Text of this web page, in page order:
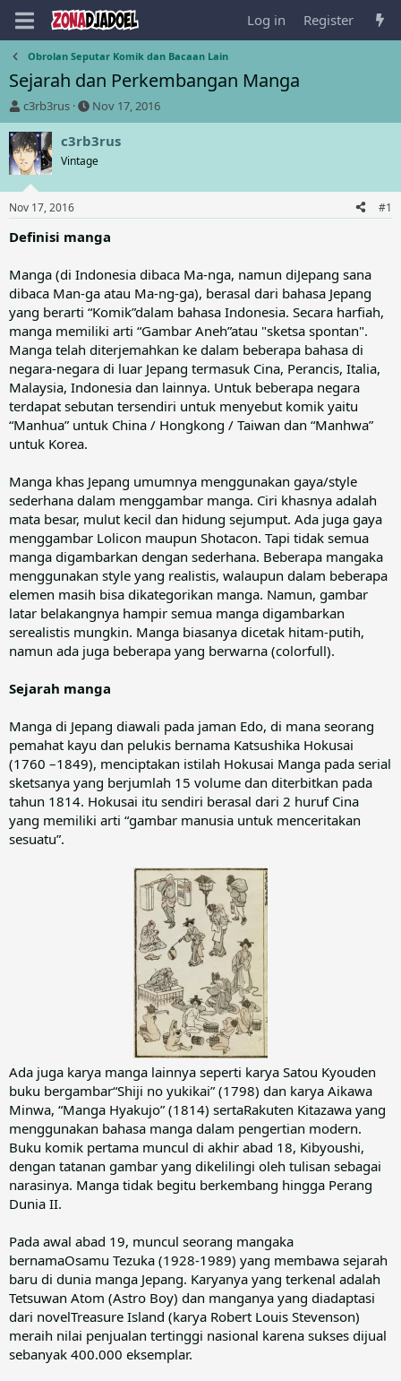
Log in Register
Obrolan Seputar Komik dan Bacaan Lain
Sejarah dan Perkembangan Manga
T
h
r
e
a
d
s
t
a
e
r
c3rb3rus
S
t
a
t
t
e
Nov 17, 2016
c3rb3rus
Vintage
Nov 17, 2016 #1
Definisi manga
Manga (di Indonesia dibaca Ma-nga, namun diJepang sana
dibaca Man-ga atau Ma-ng-ga), berasal dari bahasa Jepang
yang berarti “Komik”dalam bahasa Indonesia. Secara harfiah,
manga memiliki arti “Gambar Aneh”atau "sketsa spontan".
Manga telah diterjemahkan ke dalam beberapa bahasa di
negara-negara di luar Jepang termasuk Cina, Perancis, Italia,
Malaysia, Indonesia dan lainnya. Untuk beberapa negara
terdapat sebutan tersendiri untuk menyebut komik yaitu
“Manhua” untuk China / Hongkong / Taiwan dan “Manhwa”
untuk Korea.
Manga khas Jepang umumnya menggunakan gaya/style
sederhana dalam menggambar manga. Ciri khasnya adalah
mata besar, mulut kecil dan hidung sejumput. Ada juga gaya
menggambar Lolicon maupun Shotacon. Tapi tidak semua
manga digambarkan dengan sederhana. Beberapa mangaka
menggunakan style yang realistis, walaupun dalam beberapa
elemen masih bisa dikategorikan manga. Namun, gambar
latar belakangnya hampir semua manga digambarkan
serealistis mungkin. Manga biasanya dicetak hitam-putih,
namun ada juga beberapa yang berwarna (colorfull).
Sejarah manga
Manga di Jepang diawali pada jaman Edo, di mana seorang
pemahat kayu dan pelukis bernama Katsushika Hokusai
(1760 –1849), menciptakan istilah Hokusai Manga pada serial
sketsanya yang berjumlah 15 volume dan diterbitkan pada
tahun 1814. Hokusai itu sendiri berasal dari 2 huruf Cina
yang memiliki arti “gambar manusia untuk menceritakan
sesuatu”.
Ada juga karya manga lainnya seperti karya Satou Kyouden
buku bergambar“Shiji no yukikai” (1798) dan karya Aikawa
Minwa, “Manga Hyakujo” (1814) sertaRakuten Kitazawa yang
menggunakan bahasa manga dalam pengertian modern.
Buku komik pertama muncul di akhir abad 18, Kibyoushi,
dengan tatanan gambar yang dikelilingi oleh tulisan sebagai
narasinya. Manga tidak begitu berkembang hingga Perang
Dunia II.
Pada awal abad 19, muncul seorang mangaka
bernamaOsamu Tezuka (1928-1989) yang membawa sejarah
baru di dunia manga Jepang. Karyanya yang terkenal adalah
Tetsuwan Atom (Astro Boy) dan manganya yang diadaptasi
dari novelTreasure Island (karya Robert Louis Stevenson)
meraih nilai penjualan tertinggi nasional karena sukses dijual
sebanyak 400.000 eksemplar.